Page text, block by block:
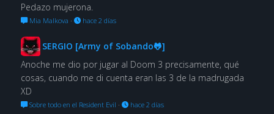
Pedazo mujerona.
Mia Malkova · hace 2 días
SERGIO [Army of Sobando🐸]
Anoche me dio por jugar al Doom 3 precisamente, qué
cosas, cuando me di cuenta eran las 3 de la madrugada
XD
Sobre todo en el Resident Evil · hace 2 días